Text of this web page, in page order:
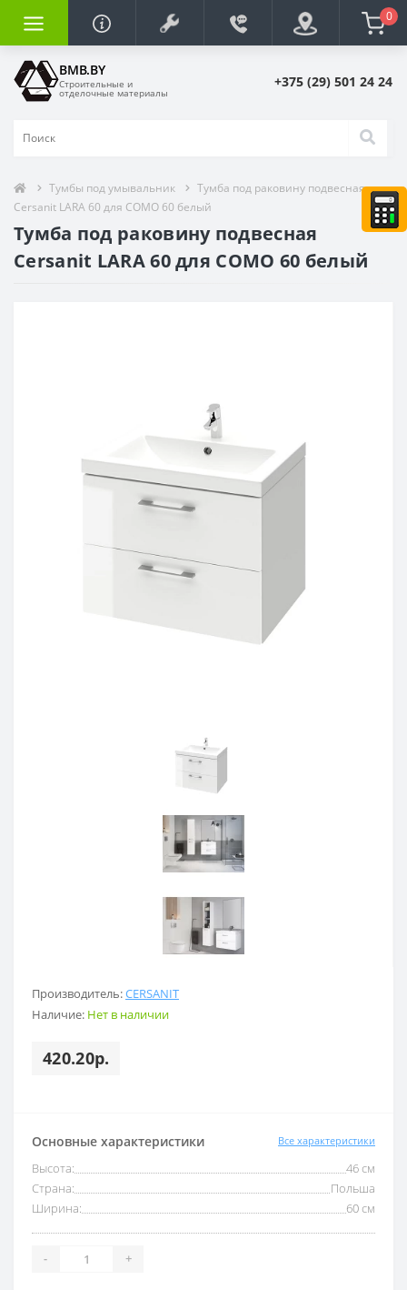
0
BMB.BY
Строительные и
отделочные материалы
+375 (29) 501 24 24
Тумбы под умывальник
Тумба под раковину подвесная
Cersanit LARA 60 для COMO 60 белый
Тумба под раковину подвесная
Cersanit LARA 60 для COMO 60 белый
Производитель:CERSANIT
Наличие: Нет в наличии
420.20р.
Основные характеристики Все характеристики
Высота:
46 см
Страна:
Польша
Ширина:
60 см
- +